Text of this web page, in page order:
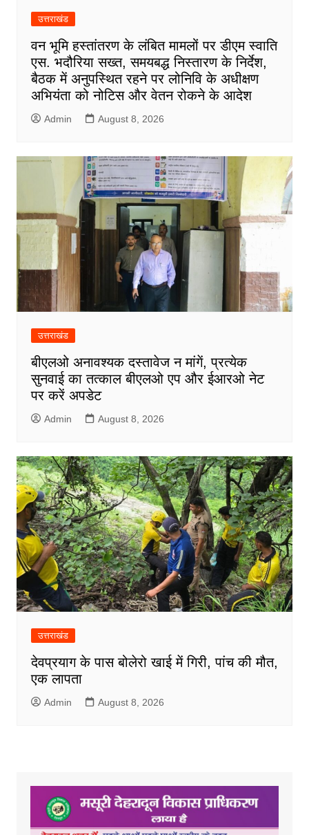
उत्तराखंड
वन भूमि हस्तांतरण के लंबित मामलों पर डीएम स्वाति
एस. भदौरिया सख्त, समयबद्ध निस्तारण के निर्देश,
बैठक में अनुपस्थित रहने पर लोनिवि के अधीक्षण
अभियंता को नोटिस और वेतन रोकने के आदेश
Admin August 8, 2026
उत्तराखंड
बीएलओ अनावश्यक दस्तावेज न मांगें, प्रत्येक
सुनवाई का तत्काल बीएलओ एप और ईआरओ नेट
पर करें अपडेट
Admin August 8, 2026
उत्तराखंड
देवप्रयाग के पास बोलेरो खाई में गिरी, पांच की मौत,
एक लापता
Admin August 8, 2026